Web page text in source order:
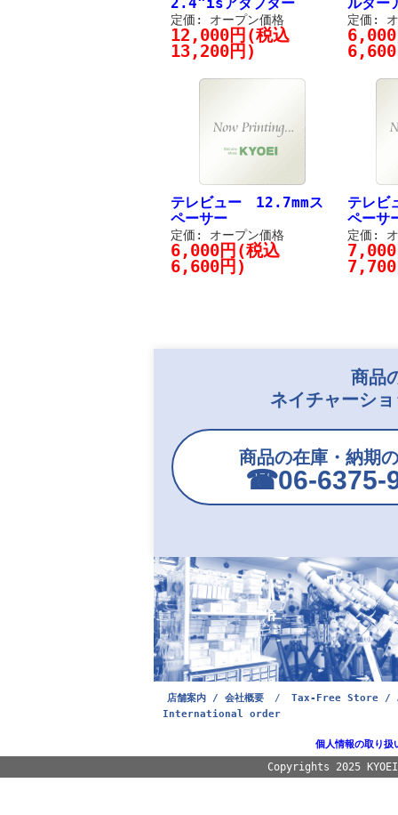
定価: オープン価格
12,000円(税込
13,200円)
定価:
テレビュー 12.7mmス
ペーサー
定価: オープン価格
6,000円(税込
6,600円)
テレ
ペーサ
定価:
商品
ネイチャーシ
商品の在庫・納期
☎︎06-6375-
店舗案内 / 会社概要 /
Tax-Free Store /
International order
個人情報の取り扱
Copyrights 2025